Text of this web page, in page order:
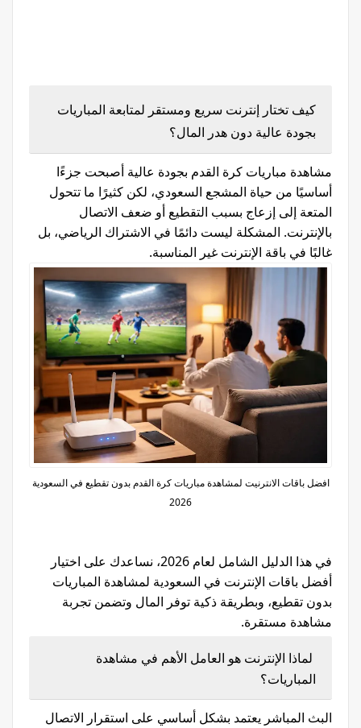
كيف تختار إنترنت سريع ومستقر لمتابعة المباريات
بجودة عالية دون هدر المال؟
مشاهدة مباريات كرة القدم بجودة عالية أصبحت جزءًا
أساسيًا من حياة المشجع السعودي، لكن كثيرًا ما تتحول
المتعة إلى إزعاج بسبب التقطيع أو ضعف الاتصال
بالإنترنت. المشكلة ليست دائمًا في الاشتراك الرياضي، بل
غالبًا في باقة الإنترنت غير المناسبة.
افضل باقات الانترنيت لمشاهدة مباريات كرة القدم بدون تقطيع في السعودية
2026
في هذا الدليل الشامل لعام 2026، نساعدك على اختيار
أفضل باقات الإنترنت في السعودية لمشاهدة المباريات
بدون تقطيع، وبطريقة ذكية توفر المال وتضمن تجربة
مشاهدة مستقرة.
لماذا الإنترنت هو العامل الأهم في مشاهدة
المباريات؟
البث المباشر يعتمد بشكل أساسي على استقرار الاتصال